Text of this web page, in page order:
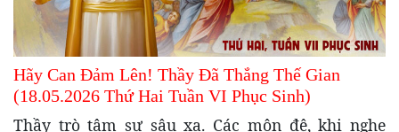
Hãy Can Đảm Lên! Thầy Đã Thắng Thế Gian
(18.05.2026 Thứ Hai Tuần VI Phục Sinh)
Thầy trò tâm sự sâu xa. Các môn đệ, khi nghe